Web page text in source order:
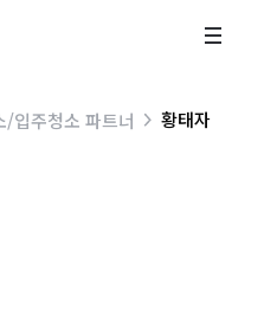
/입주청소 파트너 황태자